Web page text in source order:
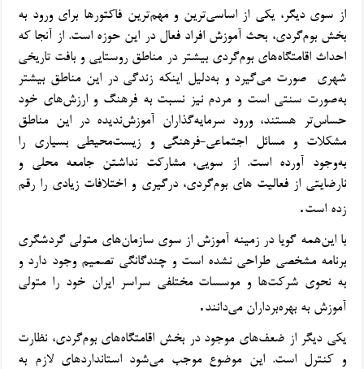
از سوی دیگر، یکی از اساسی‌ترین و مهم‌ترین فاکتورها برای ورود به
بخش بوم‌گردی، بحث آموزش افراد فعال در این حوزه است. از آنجا که
احداث اقامتگاه‌های بوم‌گردی بیشتر در مناطق روستایی و بافت تاریخی
شهری
صورت می‌گیرد و به‌دلیل اینکه زندگی در این مناطق بیشتر
به‌صورت سنتی است و مردم نیز نسبت به فرهنگ و ارزش‌های خود
حساس‌تر هستند، ورود سرمایه‌گذاران آموزش‌ندیده در این مناطق
مشکلات و مسائل اجتماعی-فرهنگی و زیست‌محیطی بسیاری را
به‌وجود آورده است. از سویی، مشارکت نداشتن جامعه محلی و
نارضایتی از فعالیت های بوم‌گردی، درگیری و اختلافات زیادی را رقم
زده است.
با این‌همه گویا در زمینه آموزش از سوی سازمان‌های متولی گردشگری
برنامه مشخصی طراحی نشده است و چندگانگی تصمیم وجود دارد و
به نحوی شرکت‌ها و موسسات مختلفی سراسر ایران خود را متولی
آموزش به بهره‌برداران می‌دانند.
یکی دیگر از ضعف‌های موجود در بخش اقامتگاه‌های بوم‌گردی، نظارت
و کنترل است. این موضوع موجب می‌شود استانداردهای لازم به